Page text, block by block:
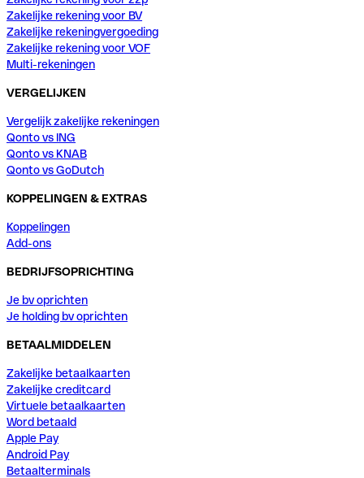
Zakelijke rekening voor BV
Zakelijke rekeningvergoeding
Zakelijke rekening voor VOF
Multi-rekeningen
VERGELIJKEN
Vergelijk zakelijke rekeningen
Qonto vs ING
Qonto vs KNAB
Qonto vs GoDutch
KOPPELINGEN & EXTRAS
Koppelingen
Add-ons
BEDRIJFSOPRICHTING
Je bv oprichten
Je holding bv oprichten
BETAALMIDDELEN
Zakelijke betaalkaarten
Zakelijke creditcard
Virtuele betaalkaarten
Word betaald
Apple Pay
Android Pay
Betaalterminals